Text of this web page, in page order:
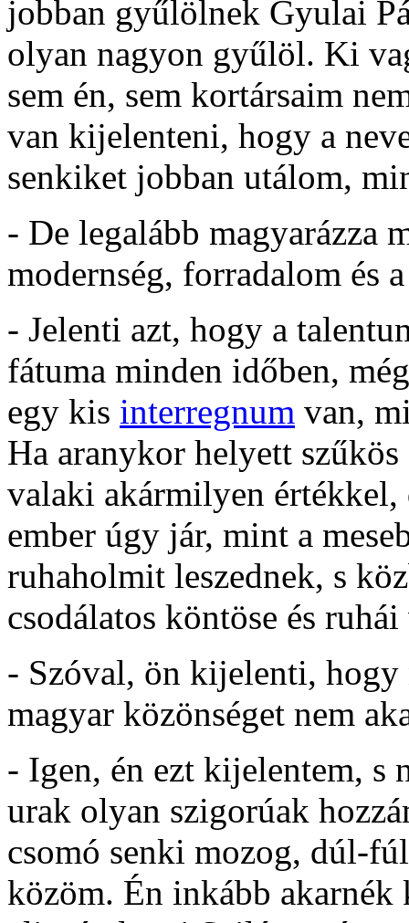
jobban gyűlölnek Gyulai
olyan nagyon gyűlöl. Ki
sem én, sem kortársaim
van kijelenteni, hogy a
senkiket jobban utálom,
- De legalább magyarázza
modernség, forradalom és
- Jelenti azt, hogy a
fátuma minden időben,
egy kis interregnum van,
Ha aranykor helyett
valaki akármilyen értékkel,
ember úgy jár, mint a
ruhaholmit leszednek, s
csodálatos köntöse és
- Szóval, ön kijelenti, hogy
magyar közönséget nem
- Igen, én ezt kijelentem, s
urak olyan szigorúak
csomó senki mozog, dúl-
közöm. Én inkább